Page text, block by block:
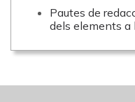
Pautes de
dels elements a